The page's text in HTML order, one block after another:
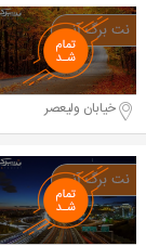
خیابان ولیعصر